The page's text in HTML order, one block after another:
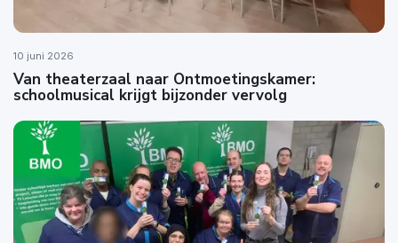
10 juni 2026
Van theaterzaal naar Ontmoetingskamer:
schoolmusical krijgt bijzonder vervolg